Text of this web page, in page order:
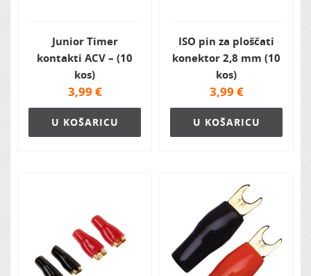
Junior Timer
kontakti ACV – (10
kos)
3,99 €
U KOŠARICU
ISO pin za ploščati
konektor 2,8 mm (10
kos)
3,99 €
U KOŠARICU